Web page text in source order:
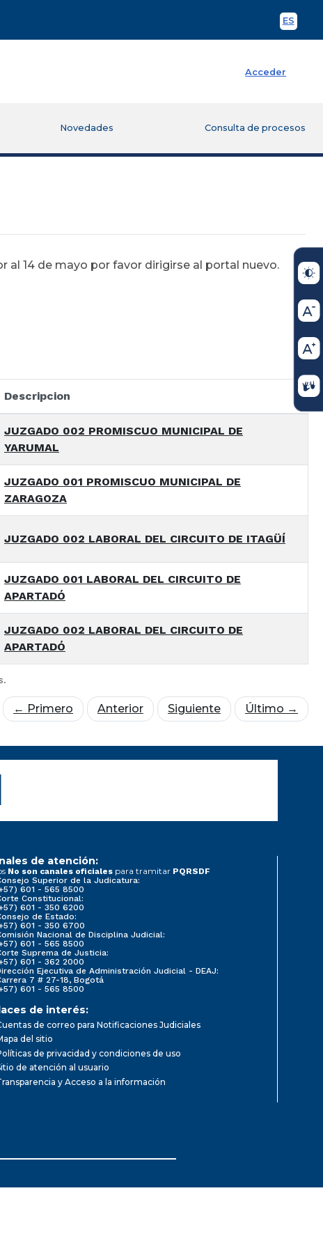
ES
Acceder
Novedades Consulta de procesos
al 14 de mayo por favor dirigirse al portal nuevo.
Descripcion
JUZGADO 002 PROMISCUO MUNICIPAL DE
YARUMAL
JUZGADO 001 PROMISCUO MUNICIPAL DE
ZARAGOZA
JUZGADO 002 LABORAL DEL CIRCUITO DE ITAGÜÍ
JUZGADO 001 LABORAL DEL CIRCUITO DE
APARTADÓ
JUZGADO 002 LABORAL DEL CIRCUITO DE
APARTADÓ
← Primero Anterior Siguiente Último →
de atención:
No son canales oficiales para tramitar PQRSDF
Superior de la Judicatura:
601 - 565 8500
Constitucional:
601 - 350 6200
de Estado:
601 - 350 6700
Nacional de Disciplina Judicial:
601 - 565 8500
Suprema de Justicia:
601 - 362 2000
Ejecutiva de Administración Judicial - DEAJ:
7 # 27-18, Bogotá
601 - 565 8500
de interés:
de correo para Notificaciones Judiciales
del sitio
de privacidad y condiciones de uso
de atención al usuario
y Acceso a la información